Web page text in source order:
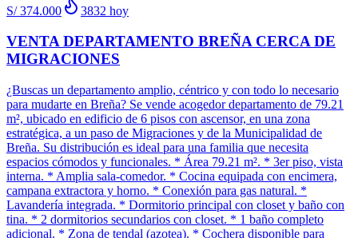
S/ 374.000 3832 hoy
VENTA DEPARTAMENTO BREÑA CERCA DE
MIGRACIONES
¿Buscas un departamento amplio, céntrico y con todo lo necesario
para mudarte en Breña? Se vende acogedor departamento de 79.21
m², ubicado en edificio de 6 pisos con ascensor, en una zona
estratégica, a un paso de Migraciones y de la Municipalidad de
Breña. Su distribución es ideal para una familia que necesita
espacios cómodos y funcionales. * Área 79.21 m². * 3er piso, vista
interna. * Amplia sala-comedor. * Cocina equipada con encimera,
campana extractora y horno. * Conexión para gas natural. *
Lavandería integrada. * Dormitorio principal con closet y baño con
tina. * 2 dormitorios secundarios con closet. * 1 baño completo
adicional. * Zona de tendal (azotea). * Cochera disponible para